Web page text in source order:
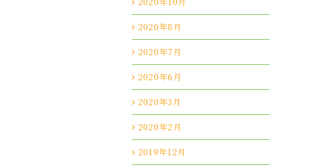
2020年8月
2020年7月
2020年6月
2020年3月
2020年2月
2019年12月